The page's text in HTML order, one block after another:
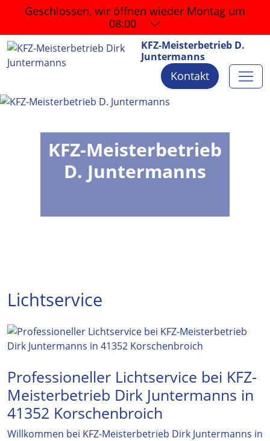
Geschlossen, wir öffnen wieder Montag um
08:00
KFZ-Meisterbetrieb D.
Juntermanns
Kontakt
KFZ-Meisterbetrieb
D. Juntermanns
Lichtservice
Professioneller Lichtservice bei KFZ-
Meisterbetrieb Dirk Juntermanns in
41352 Korschenbroich
Willkommen bei KFZ-Meisterbetrieb Dirk Juntermanns in